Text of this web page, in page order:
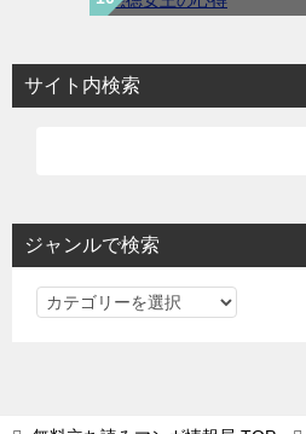
サイト内検索
ジャンルで検索
ジ